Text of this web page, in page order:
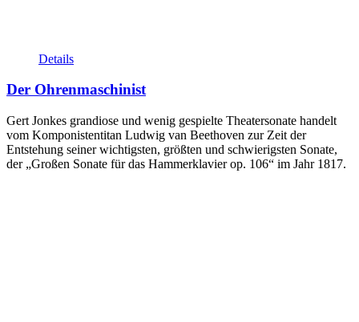
Details
Der Ohrenmaschinist
Gert Jonkes grandiose und wenig gespielte Theatersonate handelt
vom Komponistentitan Ludwig van Beethoven zur Zeit der
Entstehung seiner wichtigsten, größten und schwierigsten Sonate,
der „Großen Sonate für das Hammerklavier op. 106“ im Jahr 1817.